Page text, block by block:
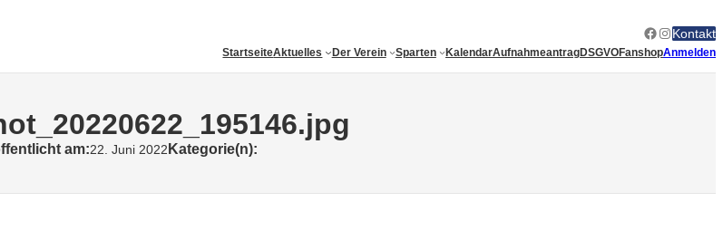
Facebook
Instagram
Kontakt
StartseiteAktuelles Der Verein Sparten KalendarAufnahmeantragDSGVOFanshopAnmelden
am:22. Juni 2022 Kategorie(n):